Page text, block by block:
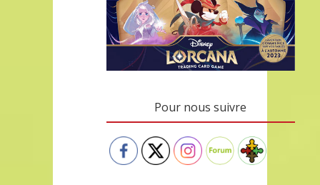
Pour nous suivre